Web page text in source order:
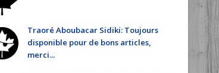
Traoré Aboubacar Sidiki: Toujours
disponible pour de bons articles,
merci...